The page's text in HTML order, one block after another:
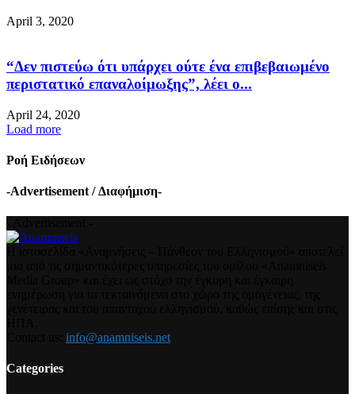
April 3, 2020
“Δεν πιστεύω ότι υπάρχει ούτε ένα επιβεβαιωμένο
περιστατικό επαναλοίμωξης”, λέει ο...
April 24, 2020
Load more
Ροή Ειδήσεων
-Advertisement / Διαφήμιση-
info@anamniseis.net
Categories